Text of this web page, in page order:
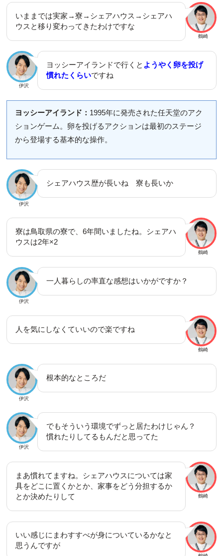
鶴崎
いままでは実家→寮→シェアハウス→シェアハ
ウスと移り変わってきたわけですな
伊沢
ヨッシーアイランドで行くと ようやく卵を投げ
慣れたくらいですね
ヨッシーアイランド： 1995年に発売された任天堂のアク
ションゲーム。卵を投げるアクションは最初のステージ
から登場する基本的な操作。
伊沢
シェアハウス歴が長いね 寮も長いか
鶴崎
寮は鳥取県の寮で、6年間いましたね。シェアハ
ウスは2年×2
伊沢
一人暮らしの率直な感想はいかがですか？
鶴崎
人を気にしなくていいので楽ですね
伊沢
根本的なところだ
伊沢
でもそういう環境でずっと居たわけじゃん？
慣れたりしてるもんだと思ってた
鶴崎
まあ慣れてますね。シェアハウスについては家
具をどこに置くかとか、家事をどう分担するか
とか決めたりして
いい感じにまわすすべが身についているかなと
思うんですが